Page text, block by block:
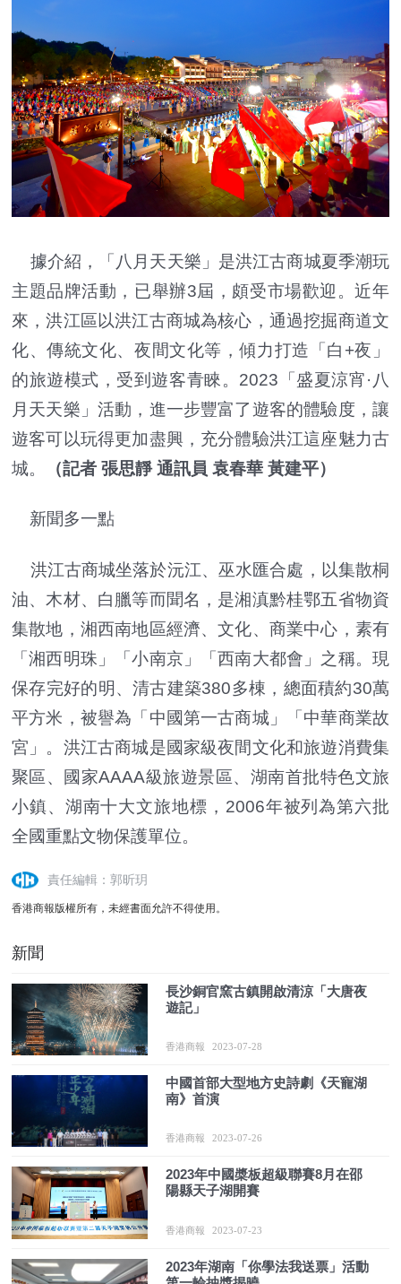
據介紹，「八月天天樂」是洪江古商城夏季潮玩
主題品牌活動，已舉辦3屆，頗受市場歡迎。近年
來，洪江區以洪江古商城為核心，通過挖掘商道文
化、傳統文化、夜間文化等，傾力打造「白+夜」
的旅遊模式，受到遊客青睞。2023「盛夏涼宵·八
月天天樂」活動，進一步豐富了遊客的體驗度，讓
遊客可以玩得更加盡興，充分體驗洪江這座魅力古
城。
（記者 張思靜 通訊員 袁春華 黃建平）
新聞多一點
洪江古商城坐落於沅江、巫水匯合處，以集散桐
油、木材、白臘等而聞名，是湘滇黔桂鄂五省物資
集散地，湘西南地區經濟、文化、商業中心，素有
「湘西明珠」「小南京」「西南大都會」之稱。現
保存完好的明、清古建築380多棟，總面積約30萬
平方米，被譽為「中國第一古商城」「中華商業故
宮」。洪江古商城是國家級夜間文化和旅遊消費集
聚區、國家AAAA級旅遊景區、湖南首批特色文旅
小鎮、湖南十大文旅地標，2006年被列為第六批
全國重點文物保護單位。
責任編輯：郭昕玥
香港商報版權所有，未經書面允許不得使用。
新聞
長沙銅官窯古鎮開啟清涼「大唐夜
遊記」
香港商報 2023-07-28
中國首部大型地方史詩劇《天寵湖
南》首演
香港商報 2023-07-26
2023年中國槳板超級聯賽8月在邵
陽縣天子湖開賽
香港商報 2023-07-23
2023年湖南「你學法我送票」活動